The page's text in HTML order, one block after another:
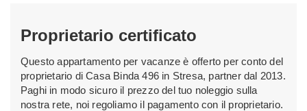
Proprietario certificato
Questo appartamento per vacanze è offerto per conto del
proprietario di Casa Binda 496 in Stresa, partner dal 2013.
Paghi in modo sicuro il prezzo del tuo noleggio sulla
nostra rete, noi regoliamo il pagamento con il proprietario.